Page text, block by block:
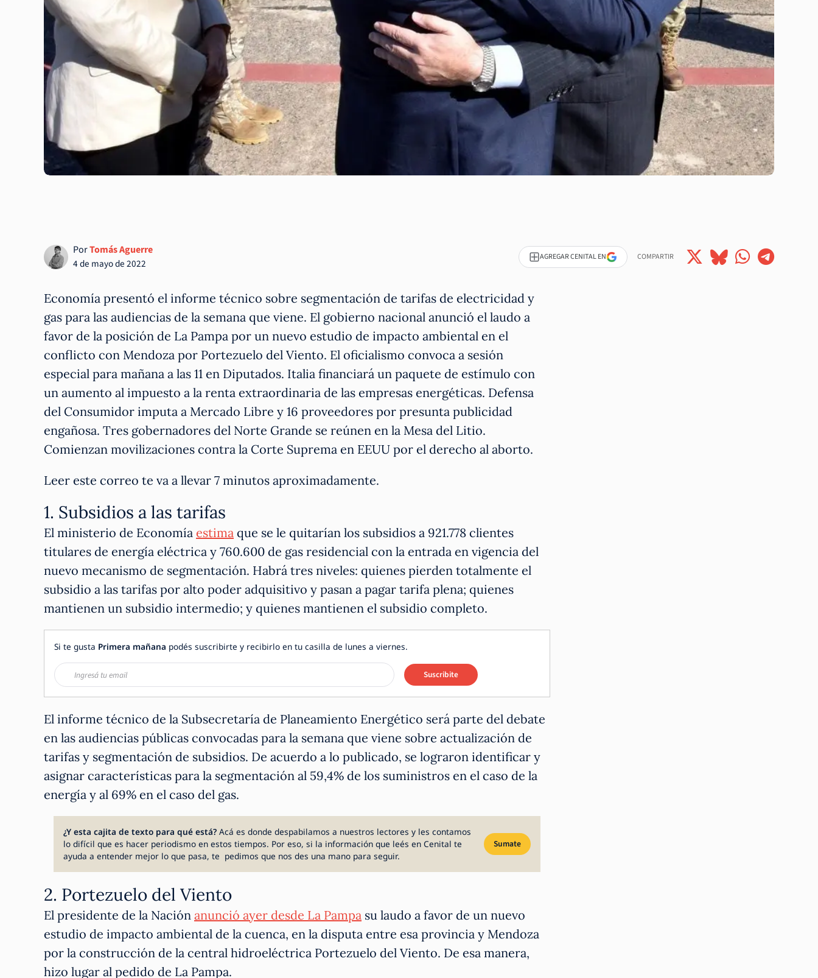
PorTomás Aguerre
4 de mayo de 2022
AGREGAR CENITAL EN COMPARTIR
Economía presentó el informe técnico sobre segmentación de tarifas de electricidad y
gas para las audiencias de la semana que viene. El gobierno nacional anunció el laudo a
favor de la posición de La Pampa por un nuevo estudio de impacto ambiental en el
conflicto con Mendoza por Portezuelo del Viento. El oficialismo convoca a sesión
especial para mañana a las 11 en Diputados. Italia financiará un paquete de estímulo con
un aumento al impuesto a la renta extraordinaria de las empresas energéticas. Defensa
del Consumidor imputa a Mercado Libre y 16 proveedores por presunta publicidad
engañosa. Tres gobernadores del Norte Grande se reúnen en la Mesa del Litio.
Comienzan movilizaciones contra la Corte Suprema en EEUU por el derecho al aborto.
Leer este correo te va a llevar 7 minutos aproximadamente.
1. Subsidios a las tarifas
El ministerio de Economía estima que se le quitarían los subsidios a 921.778 clientes
titulares de energía eléctrica y 760.600 de gas residencial con la entrada en vigencia del
nuevo mecanismo de segmentación. Habrá tres niveles: quienes pierden totalmente el
subsidio a las tarifas por alto poder adquisitivo y pasan a pagar tarifa plena; quienes
mantienen un subsidio intermedio; y quienes mantienen el subsidio completo.
Si te gusta Primera mañana podés suscribirte y recibirlo en tu casilla de lunes a viernes.
Suscribite
El informe técnico de la Subsecretaría de Planeamiento Energético será parte del debate
en las audiencias públicas convocadas para la semana que viene sobre actualización de
tarifas y segmentación de subsidios. De acuerdo a lo publicado, se lograron identificar y
asignar características para la segmentación al 59,4% de los suministros en el caso de la
energía y al 69% en el caso del gas.
¿Y esta cajita de texto para qué está? Acá es donde despabilamos a nuestros lectores y les contamos
lo difícil que es hacer periodismo en estos tiempos. Por eso, si la información que leés en Cenital te
ayuda a entender mejor lo que pasa, te pedimos que nos des una mano para seguir.
Sumate
2. Portezuelo del Viento
El presidente de la Nación anunció ayer desde La Pampa su laudo a favor de un nuevo
estudio de impacto ambiental de la cuenca, en la disputa entre esa provincia y Mendoza
por la construcción de la central hidroeléctrica Portezuelo del Viento. De esa manera,
hizo lugar al pedido de La Pampa.